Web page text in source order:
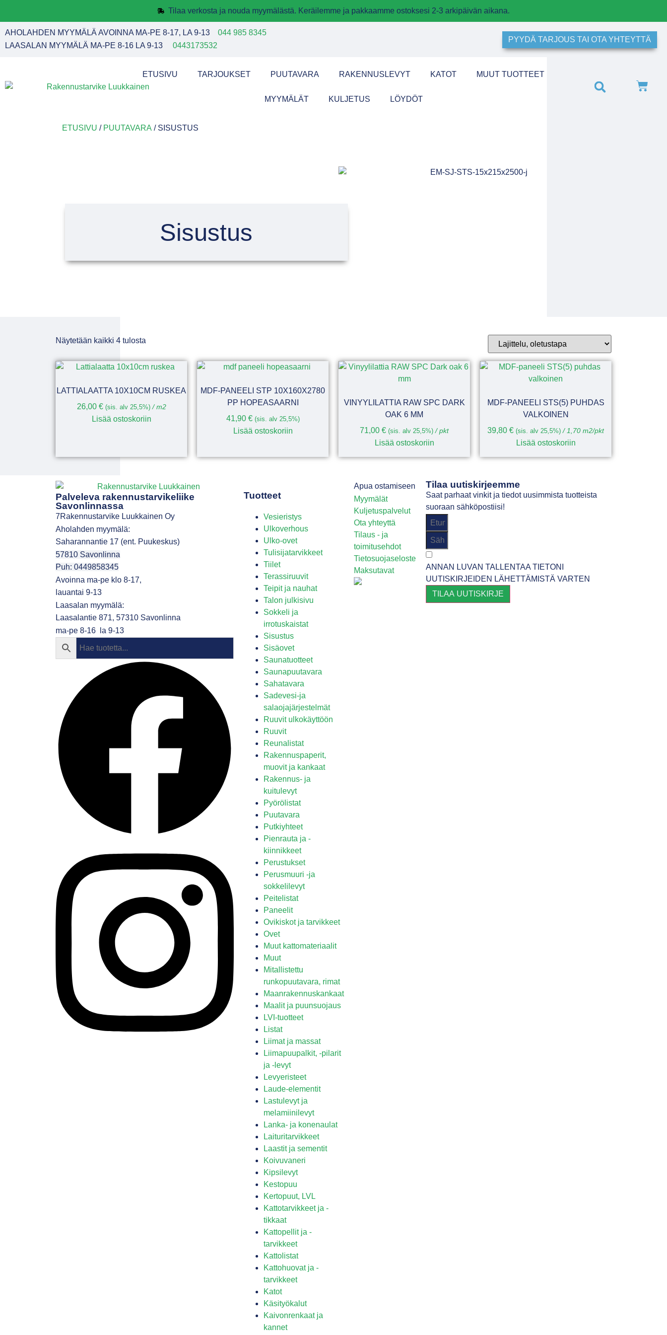
Tilaa verkosta ja nouda myymälästä. Keräilemme ja pakkaamme ostoksesi 2-3 arkipäivän aikana.
AHOLAHDEN MYYMÄLÄ AVOINNA MA-PE 8-17, LA 9-13 044 985 8345
LAASALAN MYYMÄLÄ MA-PE 8-16 LA 9-13
0443173532
PYYDÄ TARJOUS TAI OTA YHTEYTTÄ
ETUSIVU TARJOUKSET PUUTAVARA RAKENNUSLEVYT KATOT MUUT TUOTTEET
MYYMÄLÄT KULJETUS LÖYDÖT
ETUSIVU / PUUTAVARA / SISUSTUS
Sisustus
Näytetään kaikki 4 tulosta
LATTIALAATTA 10X10CM RUSKEA
26,00 € (sis. alv 25,5%)/ m2
Lisää ostoskoriin
MDF-PANEELI STP 10X160X2780
PP HOPEASAARNI
41,90 € (sis. alv 25,5%)
Lisää ostoskoriin
VINYYLILATTIA RAW SPC DARK
OAK 6 MM
71,00 € (sis. alv 25,5%) / pkt
Lisää ostoskoriin
MDF-PANEELI STS(5) PUHDAS
VALKOINEN
39,80 € (sis. alv 25,5%) / 1,70 m2/pkt
Lisää ostoskoriin
Palveleva rakennustarvikeliike
Savonlinnassa
7Rakennustarvike Luukkainen Oy
Aholahden myymälä:
Saharannantie 17 (ent. Puukeskus)
57810 Savonlinna
Puh: 0449858345
Avoinna ma-pe klo 8-17,
lauantai 9-13
Laasalan myymälä:
Laasalantie 871, 57310 Savonlinna
ma-pe 8-16 la 9-13
Tuotteet
Vesieristys
Ulkoverhous
Ulko-ovet
Tulisijatarvikkeet
Tiilet
Terassiruuvit
Teipit ja nauhat
Talon julkisivu
Sokkeli ja
irrotuskaistat
Sisustus
Sisäovet
Saunatuotteet
Saunapuutavara
Sahatavara
Sadevesi-ja
salaojajärjestelmät
Ruuvit ulkokäyttöön
Ruuvit
Reunalistat
Rakennuspaperit,
muovit ja kankaat
Rakennus- ja
kuitulevyt
Pyörölistat
Puutavara
Putkiyhteet
Pienrauta ja -
kiinnikkeet
Perustukset
Perusmuuri -ja
sokkelilevyt
Peitelistat
Paneelit
Ovikiskot ja tarvikkeet
Ovet
Muut kattomateriaalit
Muut
Mitallistettu
runkopuutavara, rimat
Maanrakennuskankaat
Maalit ja puunsuojaus
LVI-tuotteet
Listat
Liimat ja massat
Liimapuupalkit, -pilarit
ja -levyt
Levyeristeet
Laude-elementit
Lastulevyt ja
melamiinilevyt
Lanka- ja konenaulat
Laituritarvikkeet
Laastit ja sementit
Koivuvaneri
Kipsilevyt
Kestopuu
Kertopuut, LVL
Kattotarvikkeet ja -
tikkaat
Kattopellit ja -
tarvikkeet
Kattolistat
Kattohuovat ja -
tarvikkeet
Katot
Käsityökalut
Kaivonrenkaat ja
kannet
Apua ostamiseen
Myymälät
Kuljetuspalvelut
Ota yhteyttä
Tilaus - ja
toimitusehdot
Tietosuojaseloste
Maksutavat
Tilaa uutiskirjeemme
Saat parhaat vinkit ja tiedot uusimmista tuotteista
suoraan sähköpostiisi!
ANNAN LUVAN TALLENTAA TIETONI
UUTISKIRJEIDEN LÄHETTÄMISTÄ VARTEN
TILAA UUTISKIRJE